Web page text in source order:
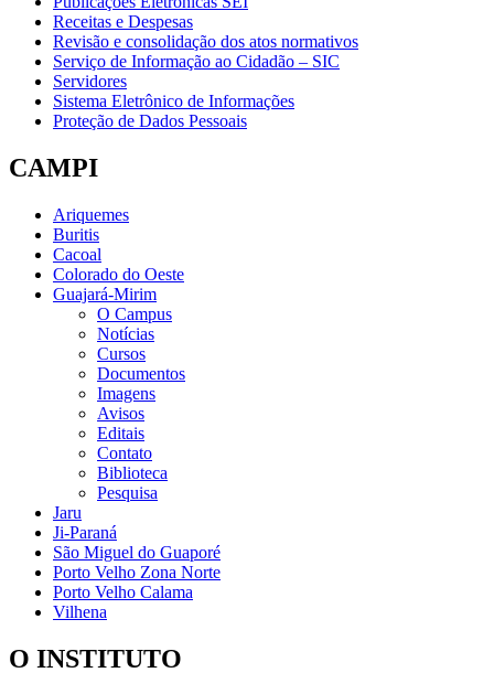
Receitas e Despesas
Revisão e consolidação dos atos normativos
Serviço de Informação ao Cidadão – SIC
Servidores
Sistema Eletrônico de Informações
Proteção de Dados Pessoais
CAMPI
Ariquemes
Buritis
Cacoal
Colorado do Oeste
Guajará-Mirim
O Campus
Notícias
Cursos
Documentos
Imagens
Avisos
Editais
Contato
Biblioteca
Pesquisa
Jaru
Ji-Paraná
São Miguel do Guaporé
Porto Velho Zona Norte
Porto Velho Calama
Vilhena
O INSTITUTO